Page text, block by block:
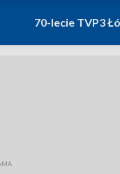
70-lecie TVP3